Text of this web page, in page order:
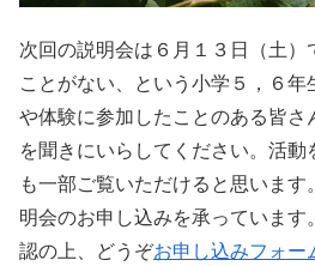
次回の説明会は６月１３日（土）
ことがない、という小学５，６
や体験に参加したことのある皆さ
を聞きにいらしてください。活
も一部ご覧いただけると思います
明会のお申し込みを承っています。
認の上、どうぞお申し込みフォー